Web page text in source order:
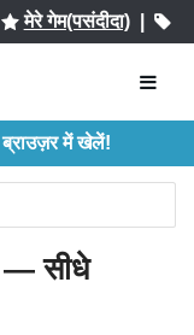
मेरे गेम(पसंदीदा)|
में खेलें!
— सीधे